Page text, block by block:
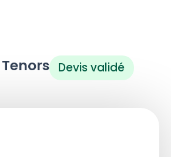
Devis validé